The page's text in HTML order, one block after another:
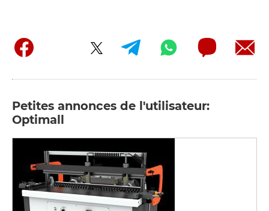
Petites annonces de l'utilisateur:
Optimall